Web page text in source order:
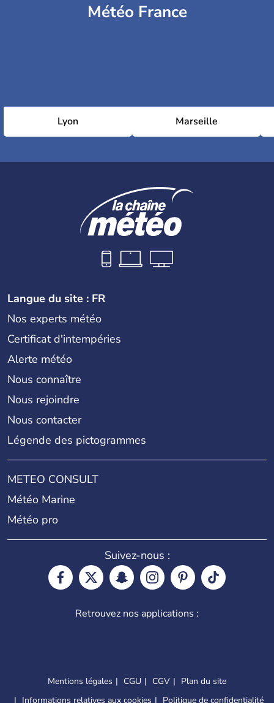
Météo France
Lyon Marseille
Langue du site : FR
Nos experts météo
Certificat d'intempéries
Alerte météo
Nous connaître
Nous rejoindre
Nous contacter
Légende des pictogrammes
METEO CONSULT
Météo Marine
Météo pro
Suivez-nous :
Retrouvez nos applications :
Mentions légales CGU CGV
Plan du site
Informations relatives aux cookies
Politique de confidentialité